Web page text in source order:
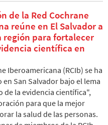
de la Red Cochrane
reúne en El Salvador a
región para fortalecer
científica en
Iberoamericana (RCIb) se ha
San Salvador bajo el lema
de la evidencia científica",
para que la mejor
la salud de las personas.